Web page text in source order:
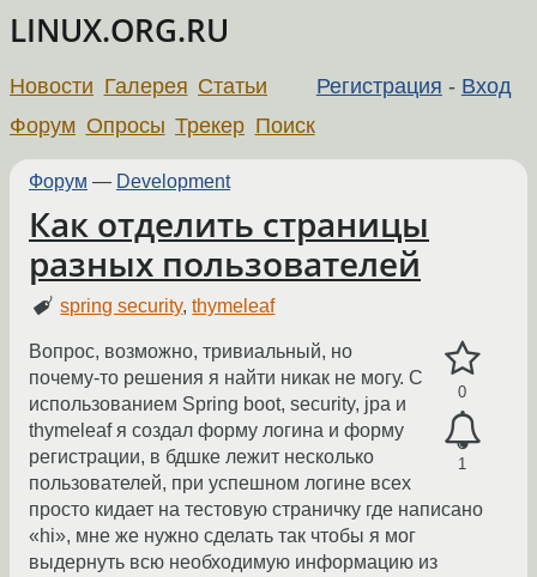
LINUX.ORG.RU
Регистрация - Вход
Новости Галерея Статьи
Форум Опросы Трекер Поиск
Форум — Development
Как отделить страницы
разных пользователей
spring security,thymeleaf
0
1
Вопрос, возможно, тривиальный, но
почему-то решения я найти никак не могу. С
использованием Spring boot, security, jpa и
thymeleaf я создал форму логина и форму
регистрации, в бдшке лежит несколько
пользователей, при успешном логине всех
просто кидает на тестовую страничку где написано
«hi», мне же нужно сделать так чтобы я мог
выдернуть всю необходимую информацию из